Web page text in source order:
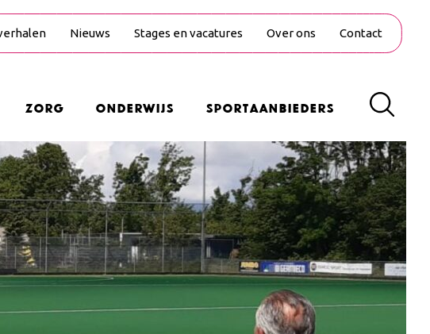
Nieuws Stages en vacatures Over ons Contact
Zorg Onderwijs Sportaanbieders